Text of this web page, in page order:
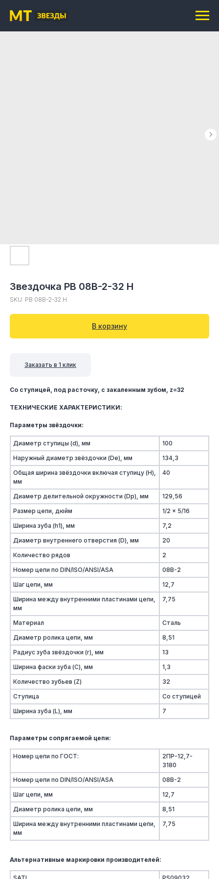
Звездочка PB 08B-2-32 Н
SKU: PB 08B-2-32 Н
В корзину
Заказать в 1 клик
Со ступицей, под расточку, c закаленным зубом, z=32
ТЕХНИЧЕСКИЕ ХАРАКТЕРИСТИКИ:
Параметры звёздочки:
Диаметр ступицы (d), мм
100
Наружный диаметр звёздочки (De), мм
134,3
Общая ширина звёздочки включая ступицу (H),
мм
40
Диаметр делительной окружности (Dp), мм
129,56
Размер цепи, дюйм
1/2 x 5/16
Ширина зуба (h1), мм
7,2
Диаметр внутреннего отверстия (D), мм
20
Количество рядов
2
Номер цепи по DIN/ISO/ANSI/ASA
08B-2
Шаг цепи, мм
12,7
Ширина между внутренними пластинами цепи,
мм
7,75
Материал
Сталь
Диаметр ролика цепи, мм
8,51
Радиус зуба звёздочки (r), мм
13
Ширина фаски зуба (C), мм
1,3
Количество зубьев (Z)
32
Ступица
Со ступицей
Ширина зуба (L), мм
7
Параметры сопрягаемой цепи:
Номер цепи по ГОСТ:
2ПР-12,7-
3180
Номер цепи по DIN/ISO/ANSI/ASA
08B-2
Шаг цепи, мм
12,7
Диаметр ролика цепи, мм
8,51
Ширина между внутренними пластинами цепи,
мм
7,75
Альтернативные маркировки производителей: